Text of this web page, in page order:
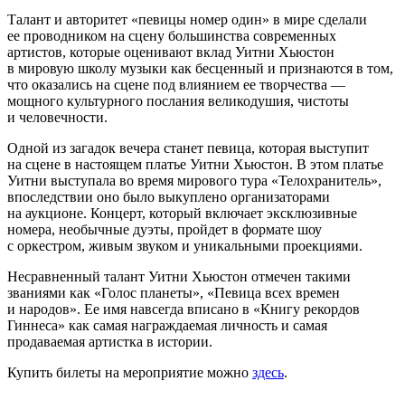
Талант и авторитет «певицы номер один» в мире сделали
ее проводником на сцену большинства современных
артистов, которые оценивают вклад Уитни Хьюстон
в мировую школу музыки как бесценный и признаются в том,
что оказались на сцене под влиянием ее творчества —
мощного культурного послания великодушия, чистоты
и человечности.
Одной из загадок вечера станет певица, которая выступит
на сцене в настоящем платье Уитни Хьюстон. В этом платье
Уитни выступала во время мирового тура «Телохранитель»,
впоследствии оно было выкуплено организаторами
на аукционе. Концерт, который включает эксклюзивные
номера, необычные дуэты, пройдет в формате шоу
с оркестром, живым звуком и уникальными проекциями.
Несравненный талант Уитни Хьюстон отмечен такими
званиями как «Голос планеты», «Певица всех времен
и народов». Ее имя навсегда вписано в «Книгу рекордов
Гиннеса» как самая награждаемая личность и самая
продаваемая артистка в истории.
Купить билеты на мероприятие можно здесь.